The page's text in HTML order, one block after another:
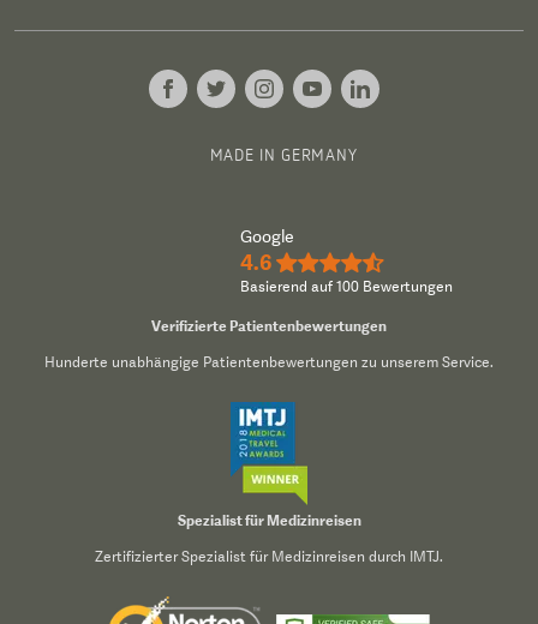
MADE IN GERMANY
Google
4.6 ★★★★½
Basierend auf 100 Bewertungen
Verifizierte Patientenbewertungen
Hunderte unabhängige Patientenbewertungen zu unserem Service.
Spezialist für Medizinreisen
Zertifizierter Spezialist für Medizinreisen durch IMTJ.